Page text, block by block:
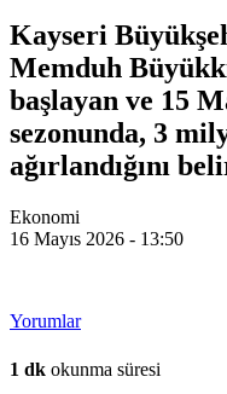
Kayseri
Memduh
başlayan ve 15
sezonunda, 3
ağırlandığını
Ekonomi
16 Mayıs 2026 - 13:50
Yorumlar
1 dk okunma süresi